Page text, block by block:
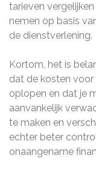
tarieven
nemen op basis
de dienstverlening.
Kortom, het is
dat de kosten
oplopen en dat je
aanvankelijk
te maken en
echter beter
onaangename